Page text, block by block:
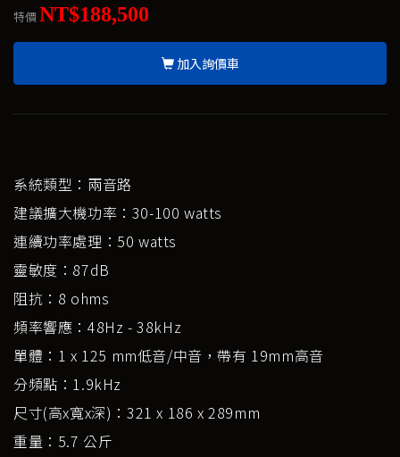
特價NT$188,500
加入詢價車
系統類型：兩音路
建議擴大機功率：30-100 watts
連續功率處理：50 watts
靈敏度：87dB
阻抗：8 ohms
頻率響應：48Hz - 38kHz
單體：1 x 125 mm低音/中音，帶有 19mm高音
分頻點：1.9kHz
尺寸(高x寬x深)：321 x 186 x 289mm
重量：5.7 公斤